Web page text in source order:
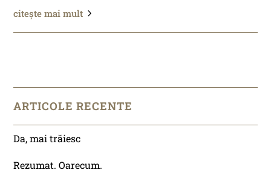
citește mai mult
ARTICOLE RECENTE
Da, mai trăiesc
Rezumat. Oarecum.